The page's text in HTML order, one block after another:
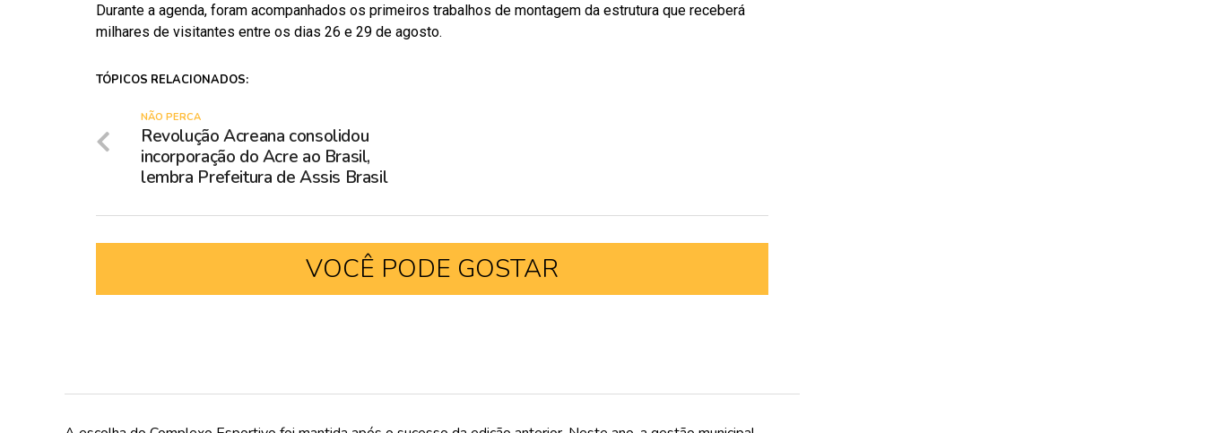
Durante a agenda, foram acompanhados os primeiros trabalhos de montagem da estrutura que receberá
milhares de visitantes entre os dias 26 e 29 de agosto.
TÓPICOS RELACIONADOS:
NÃO PERCA
Revolução Acreana consolidou
incorporação do Acre ao Brasil,
lembra Prefeitura de Assis Brasil
VOCÊ PODE GOSTAR